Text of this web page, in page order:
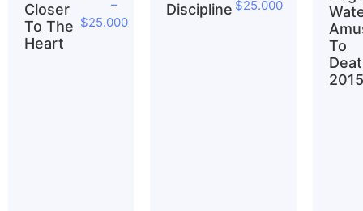
Closer
To The
Heart
–
$25.000
Discipline $25.000
To